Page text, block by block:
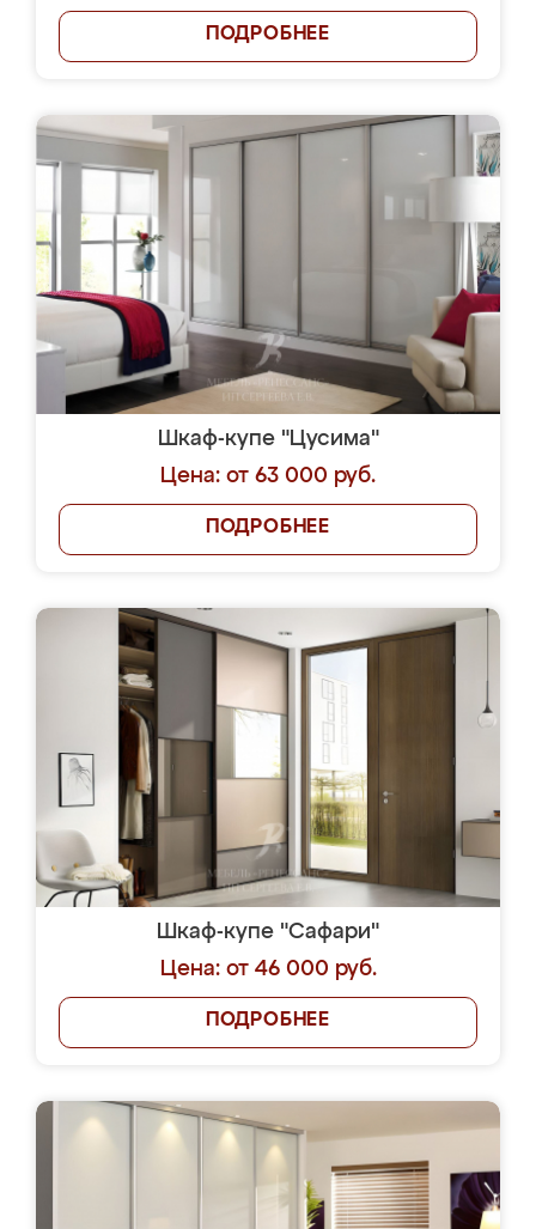
ПОДРОБНЕЕ
Шкаф-купе "Цусима"
Цена: от 63 000 руб.
ПОДРОБНЕЕ
Шкаф-купе "Сафари"
Цена: от 46 000 руб.
ПОДРОБНЕЕ